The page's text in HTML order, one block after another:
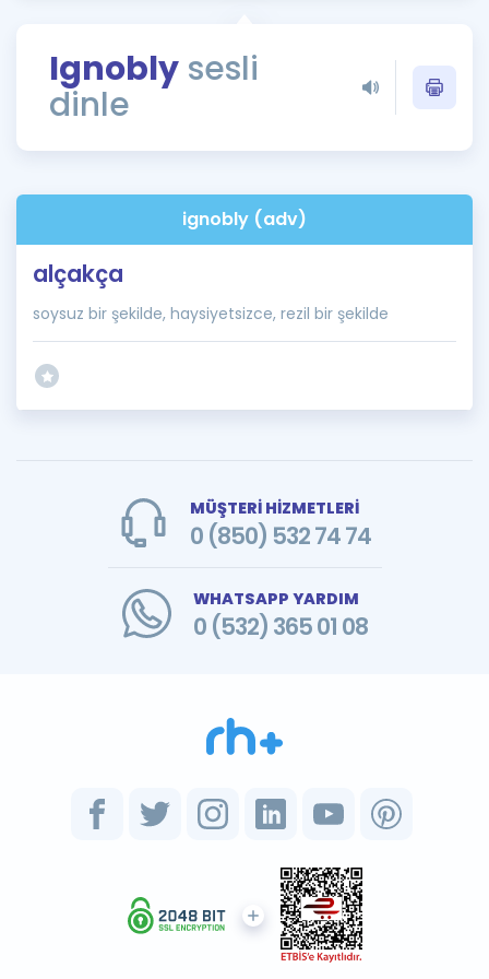
Rehberlik Aracı
ÖSYM Sınav Takvimi
İngilizce Gramer
Ignobly sesli
dinle
ignobly (adv)
alçakça
soysuz bir şekilde, haysiyetsizce, rezil bir şekilde
MÜŞTERİ HİZMETLERİ
0 (850) 532 74 74
WHATSAPP YARDIM
0 (532) 365 01 08